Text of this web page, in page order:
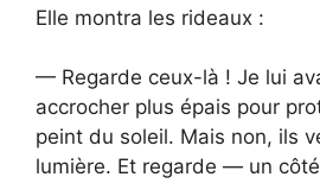
Elle montra les rideaux :
— Regarde ceux-là ! Je lui
accrocher plus épais pour
peint du soleil. Mais non, ils
lumière. Et regarde — un